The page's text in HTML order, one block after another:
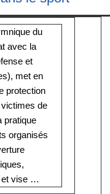
du
avec la
et
met en
protection
victimes de
pratique
organisés
et vise …